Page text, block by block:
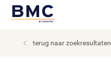
terug naar zoekresultaten